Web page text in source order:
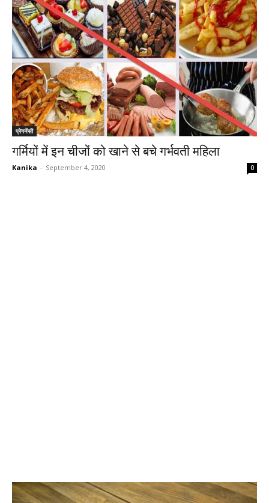
प्रेगनेंसी
गर्मियों में इन चीजों को खाने से बचे गर्भवती महिला
Kanika - September 4, 2020 0